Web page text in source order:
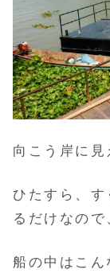
向こう岸に見
ひたすら、す
るだけなので
船の中はこん